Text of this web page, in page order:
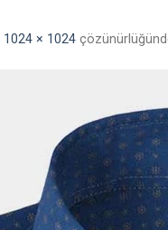
1024 × 1024